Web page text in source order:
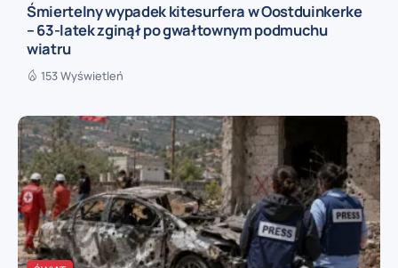
Śmiertelny wypadek kitesurfera w Oostduinkerke
– 63-latek zginął po gwałtownym podmuchu
wiatru
153 Wyświetleń